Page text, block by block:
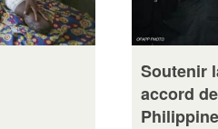
Soutenir
accord